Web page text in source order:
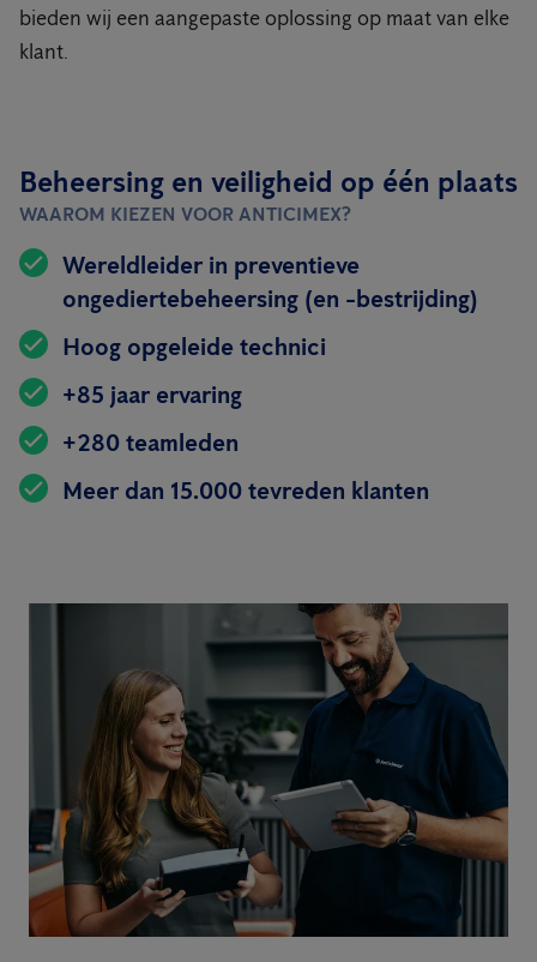
bieden wij een aangepaste oplossing op maat van elke
klant.
Beheersing en veiligheid op één plaats
WAAROM KIEZEN VOOR ANTICIMEX?
Wereldleider in preventieve
ongediertebeheersing (en -bestrijding)
Hoog opgeleide technici
+85 jaar ervaring
+280 teamleden
Meer dan 15.000 tevreden klanten